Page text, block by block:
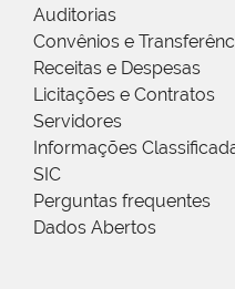
Auditorias
Convênios e
Receitas e Despesas
Licitações e Contratos
Servidores
Informações
SIC
Perguntas frequentes
Dados Abertos